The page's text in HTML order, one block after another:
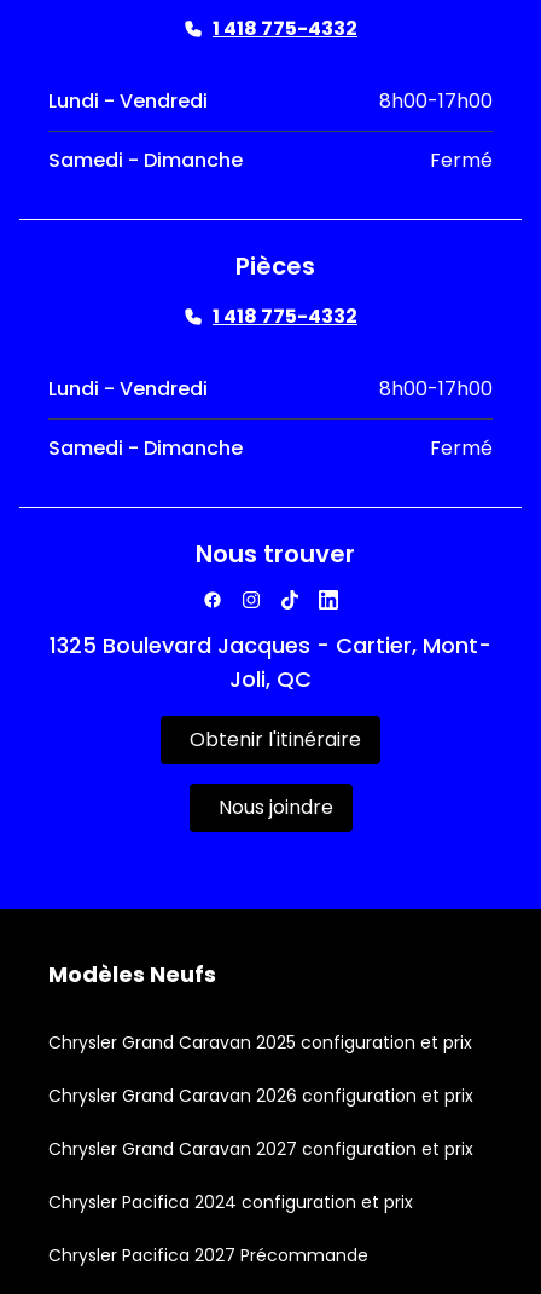
1 418 775-4332
Lundi - Vendredi 8h00-17h00
Samedi - Dimanche Fermé
Pièces
1 418 775-4332
Lundi - Vendredi 8h00-17h00
Samedi - Dimanche Fermé
Nous trouver
1325 Boulevard Jacques - Cartier, Mont-
Joli, QC
Obtenir l'itinéraire
Nous joindre
Modèles Neufs
Chrysler Grand Caravan 2025 configuration et prix
Chrysler Grand Caravan 2026 configuration et prix
Chrysler Grand Caravan 2027 configuration et prix
Chrysler Pacifica 2024 configuration et prix
Chrysler Pacifica 2027 Précommande